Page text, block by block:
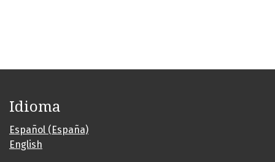
Idioma
Español (España)
English